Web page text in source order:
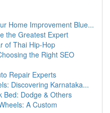
Home Improvement Blue...
the Greatest Expert
of Thai Hip-Hop
the Right SEO
Repair Experts
Discovering Karnataka...
Bed: Dodge & Others
A Custom